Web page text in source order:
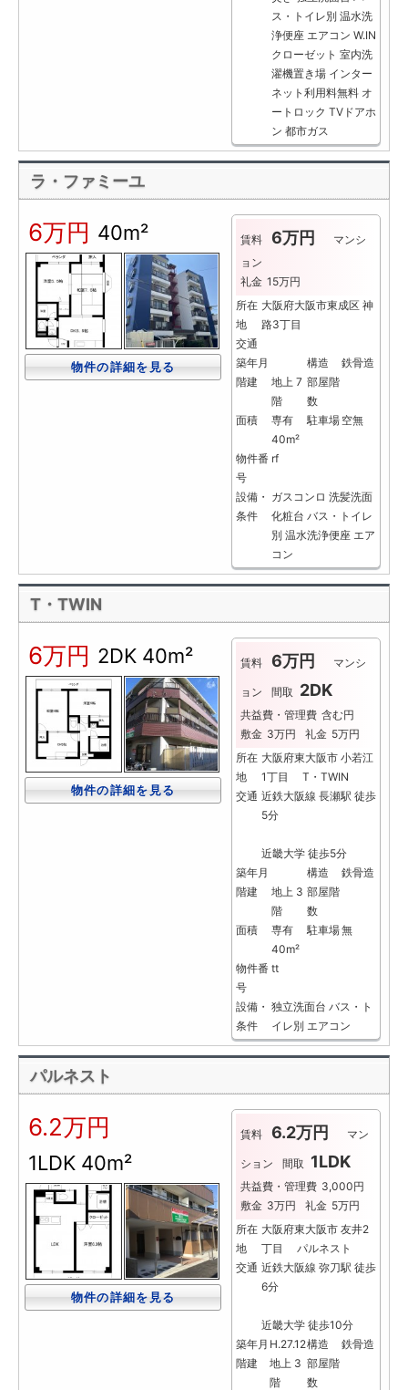
ス・トイレ別 温水洗
浄便座 エアコン W.IN
クローゼット 室内洗
濯機置き場 インター
ネット利用料無料 オ
ートロック TVドアホ
ン 都市ガス
ラ・ファミーユ
6万円 40m²
物件の詳細を見る
賃料 6万円
マンシ
ョン
礼金 15万円
所在
地
大阪府大阪市東成区 神
路3丁目
交通
築年月
構造
鉄骨造
階建
地上 7
階
部屋階
数
面積
専有
40m²
駐車場 空無
物件番
号
rf
設備・
条件
ガスコンロ 洗髪洗面
化粧台 バス・トイレ
別 温水洗浄便座 エア
コン
T・TWIN
6万円 2DK 40m²
物件の詳細を見る
賃料 6万円 マンシ
ョン 間取 2DK
共益費・管理費 含む円
敷金 3万円 礼金 5万円
所在
地
大阪府東大阪市 小若江
1丁目 T・TWIN
交通 近鉄大阪線 長瀬駅 徒歩
5分
近畿大学 徒歩5分
築年月
構造
鉄骨造
階建
地上 3
階
部屋階
数
面積
専有
40m²
駐車場無
物件番
号
tt
設備・
条件
独立洗面台 バス・ト
イレ別 エアコン
パルネスト
6.2万円
1LDK 40m²
物件の詳細を見る
賃料 6.2万円 マン
ション 間取 1LDK
共益費・管理費 3,000円
敷金 3万円 礼金 5万円
所在
地
大阪府東大阪市 友井2
丁目 パルネスト
交通 近鉄大阪線 弥刀駅 徒歩
6分
近畿大学 徒歩10分
築年月 H.27.12構造
鉄骨造
階建
地上 3
階
部屋階
数